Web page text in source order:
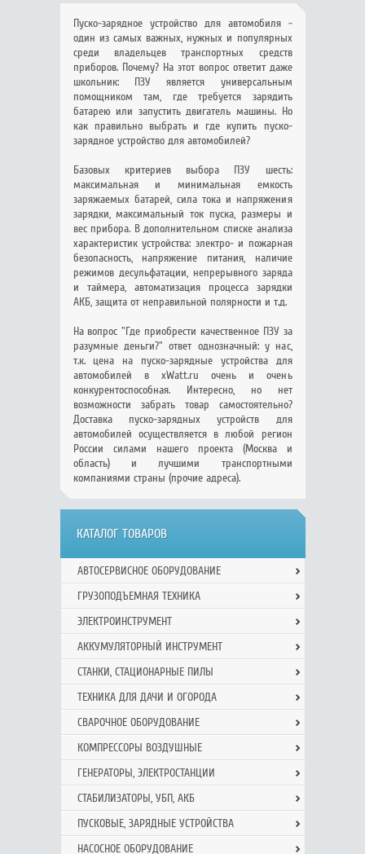
Пуско-зарядное устройство для автомобиля -
один из самых важных, нужных и популярных
среди владельцев транспортных средств
приборов. Почему? На этот вопрос ответит даже
школьник: ПЗУ является универсальным
помощником там, где требуется зарядить
батарею или запустить двигатель машины. Но
как правильно выбрать и где купить пуско-
зарядное устройство для автомобилей?
Базовых критериев выбора ПЗУ шесть:
максимальная и минимальная емкость
заряжаемых батарей, сила тока и напряжения
зарядки, максимальный ток пуска, размеры и
вес прибора. В дополнительном списке анализа
характеристик устройства: электро- и пожарная
безопасность, напряжение питания, наличие
режимов десульфатации, непрерывного заряда
и таймера, автоматизация процесса зарядки
АКБ, защита от неправильной полярности и т.д.
На вопрос "Где приобрести качественное ПЗУ за
разумные деньги?" ответ однозначный: у нас,
т.к. цена на пуско-зарядные устройства для
автомобилей в xWatt.ru очень и очень
конкурентоспособная. Интересно, но нет
возможности забрать товар самостоятельно?
Доставка пуско-зарядных устройств для
автомобилей осуществляется в любой регион
России силами нашего проекта (Москва и
область) и лучшими транспортными
компаниями страны (прочие адреса).
КАТАЛОГ ТОВАРОВ
АВТОСЕРВИСНОЕ ОБОРУДОВАНИЕ
ГРУЗОПОДЪЕМНАЯ ТЕХНИКА
ЭЛЕКТРОИНСТРУМЕНТ
АККУМУЛЯТОРНЫЙ ИНСТРУМЕНТ
СТАНКИ, СТАЦИОНАРНЫЕ ПИЛЫ
ТЕХНИКА ДЛЯ ДАЧИ И ОГОРОДА
СВАРОЧНОЕ ОБОРУДОВАНИЕ
КОМПРЕССОРЫ ВОЗДУШНЫЕ
ГЕНЕРАТОРЫ, ЭЛЕКТРОСТАНЦИИ
СТАБИЛИЗАТОРЫ, УБП, АКБ
ПУСКОВЫЕ, ЗАРЯДНЫЕ УСТРОЙСТВА
НАСОСНОЕ ОБОРУДОВАНИЕ